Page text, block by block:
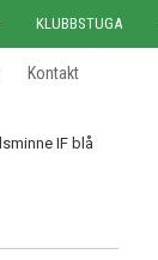
KLUBBSTUGA
Kontakt